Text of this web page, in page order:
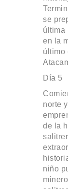
se
última
en la
último
Día 5
norte
de la
niño